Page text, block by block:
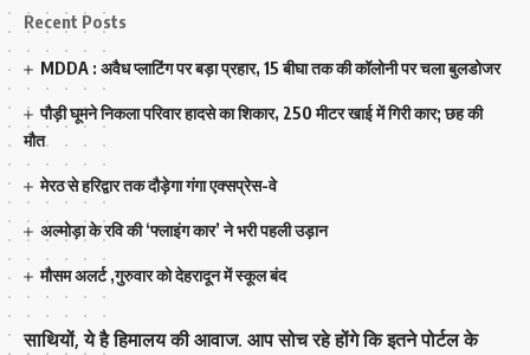
Recent Posts
MDDA : अवैध प्लाटिंग पर बड़ा प्रहार, 15 बीघा तक की कॉलोनी पर चला बुलडोजर
पौड़ी घूमने निकला परिवार हादसे का शिकार, 250 मीटर खाई में गिरी कार; छह की
मौत
मेरठ से हरिद्वार तक दौड़ेगा गंगा एक्सप्रेस-वे
अल्मोड़ा के रवि की ‘फ्लाइंग कार’ ने भरी पहली उड़ान
मौसम अलर्ट ,गुरुवार को देहरादून में स्कूल बंद
साथियों, ये है हिमालय की आवाज. आप सोच रहे होंगे कि इतने पोर्टल के